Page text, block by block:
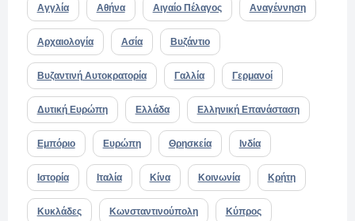
Αγγλία Αθήνα Αιγαίο Πέλαγος Αναγέννηση
Αρχαιολογία Ασία Βυζάντιο
Βυζαντινή Αυτοκρατορία Γαλλία Γερμανοί
Δυτική Ευρώπη Ελλάδα Ελληνική Επανάσταση
Εμπόριο Ευρώπη Θρησκεία Ινδία
Ιστορία Ιταλία Κίνα Κοινωνία Κρήτη
Κυκλάδες Κωνσταντινούπολη Κύπρος